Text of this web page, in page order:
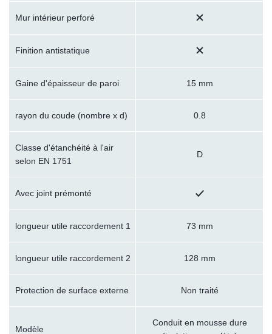
Mur intérieur perforé
Finition antistatique
Gaine d'épaisseur de paroi 15 mm
rayon du coude (nombre x d) 0.8
Classe d'étanchéité à l'air
selon EN 1751
D
Avec joint prémonté
longueur utile raccordement 1 73 mm
longueur utile raccordement 2 128 mm
Protection de surface externe Non traité
Modèle
Conduit en mousse dure